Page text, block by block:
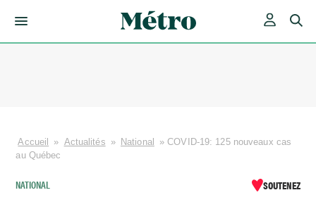
Accueil » Actualités » National »COVID-19: 125 nouveaux cas
au Québec
NATIONAL SOUTENEZ